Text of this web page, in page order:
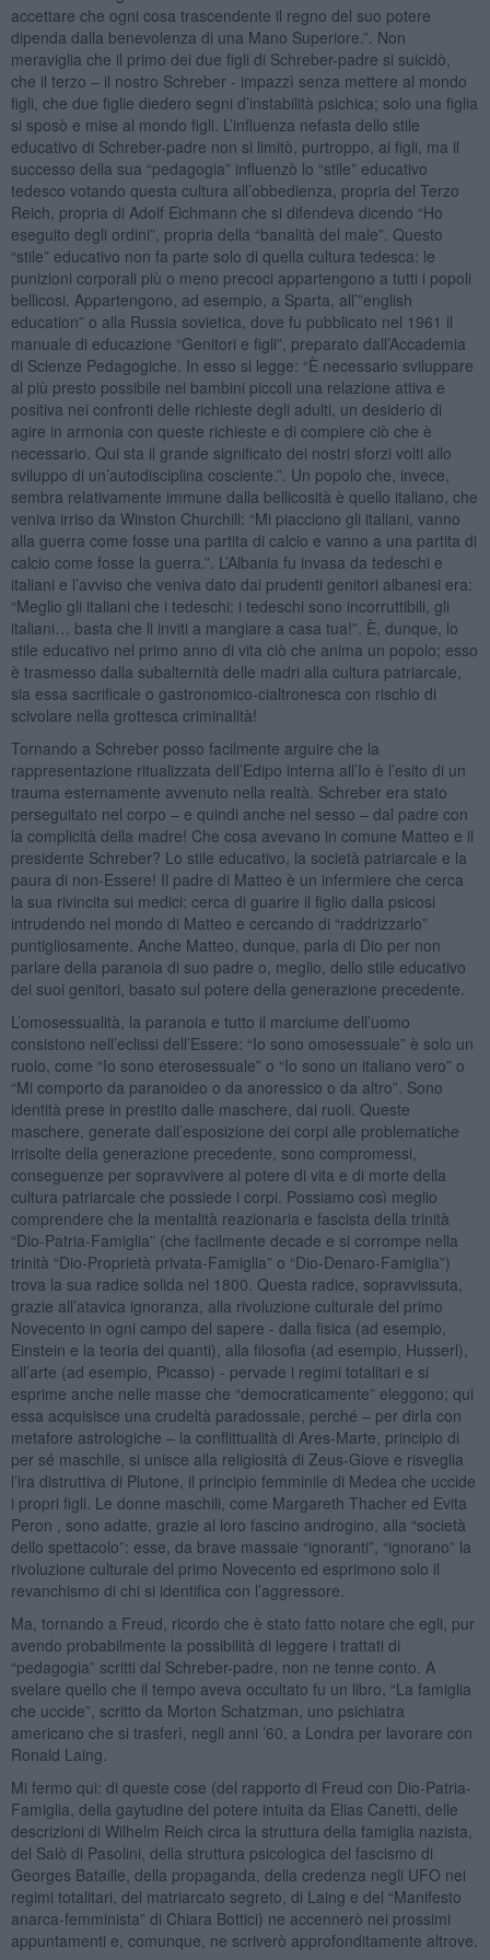
accettare che ogni cosa trascendente il regno del suo potere
dipenda dalla benevolenza di una Mano Superiore.”. Non
meraviglia che il primo dei due figli di Schreber-padre si suicidò,
che il terzo – il nostro Schreber - impazzì senza mettere al mondo
figli, che due figlie diedero segni d’instabilità psichica; solo una figlia
si sposò e mise al mondo figli. L’influenza nefasta dello stile
educativo di Schreber-padre non si limitò, purtroppo, ai figli, ma il
successo della sua “pedagogia” influenzò lo “stile” educativo
tedesco votando questa cultura all’obbedienza, propria del Terzo
Reich, propria di Adolf Eichmann che si difendeva dicendo “Ho
eseguito degli ordini”, propria della “banalità del male”. Questo
“stile” educativo non fa parte solo di quella cultura tedesca: le
punizioni corporali più o meno precoci appartengono a tutti i popoli
bellicosi. Appartengono, ad esempio, a Sparta, all’”english
education” o alla Russia sovietica, dove fu pubblicato nel 1961 il
manuale di educazione “Genitori e figli”, preparato dall’Accademia
di Scienze Pedagogiche. In esso si legge: “È necessario sviluppare
al più presto possibile nei bambini piccoli una relazione attiva e
positiva nei confronti delle richieste degli adulti, un desiderio di
agire in armonia con queste richieste e di compiere ciò che è
necessario. Qui sta il grande significato dei nostri sforzi volti allo
sviluppo di un’autodisciplina cosciente.”. Un popolo che, invece,
sembra relativamente immune dalla bellicosità è quello italiano, che
veniva irriso da Winston Churchill: “Mi piacciono gli italiani, vanno
alla guerra come fosse una partita di calcio e vanno a una partita di
calcio come fosse la guerra.”. L’Albania fu invasa da tedeschi e
italiani e l’avviso che veniva dato dai prudenti genitori albanesi era:
“Meglio gli italiani che i tedeschi: i tedeschi sono incorruttibili, gli
italiani… basta che li inviti a mangiare a casa tua!”. È, dunque, lo
stile educativo nel primo anno di vita ciò che anima un popolo; esso
è trasmesso dalla subalternità delle madri alla cultura patriarcale,
sia essa sacrificale o gastronomico-cialtronesca con rischio di
scivolare nella grottesca criminalità!
Tornando a Schreber posso facilmente arguire che la
rappresentazione ritualizzata dell’Edipo interna all’Io è l’esito di un
trauma esternamente avvenuto nella realtà. Schreber era stato
perseguitato nel corpo – e quindi anche nel sesso – dal padre con
la complicità della madre! Che cosa avevano in comune Matteo e il
presidente Schreber? Lo stile educativo, la società patriarcale e la
paura di non-Essere! Il padre di Matteo è un infermiere che cerca
la sua rivincita sui medici: cerca di guarire il figlio dalla psicosi
intrudendo nel mondo di Matteo e cercando di “raddrizzarlo”
puntigliosamente. Anche Matteo, dunque, parla di Dio per non
parlare della paranoia di suo padre o, meglio, dello stile educativo
dei suoi genitori, basato sul potere della generazione precedente.
L’omosessualità, la paranoia e tutto il marciume dell’uomo
consistono nell’eclissi dell’Essere: “Io sono omosessuale” è solo un
ruolo, come “Io sono eterosessuale” o “Io sono un italiano vero” o
“Mi comporto da paranoideo o da anoressico o da altro”. Sono
identità prese in prestito dalle maschere, dai ruoli. Queste
maschere, generate dall’esposizione dei corpi alle problematiche
irrisolte della generazione precedente, sono compromessi,
conseguenze per sopravvivere al potere di vita e di morte della
cultura patriarcale che possiede i corpi. Possiamo così meglio
comprendere che la mentalità reazionaria e fascista della trinità
“Dio-Patria-Famiglia” (che facilmente decade e si corrompe nella
trinità “Dio-Proprietà privata-Famiglia” o “Dio-Denaro-Famiglia”)
trova la sua radice solida nel 1800. Questa radice, sopravvissuta,
grazie all’atavica ignoranza, alla rivoluzione culturale del primo
Novecento in ogni campo del sapere - dalla fisica (ad esempio,
Einstein e la teoria dei quanti), alla filosofia (ad esempio, Husserl),
all’arte (ad esempio, Picasso) - pervade i regimi totalitari e si
esprime anche nelle masse che “democraticamente” eleggono; qui
essa acquisisce una crudeltà paradossale, perché – per dirla con
metafore astrologiche – la conflittualità di Ares-Marte, principio di
per sé maschile, si unisce alla religiosità di Zeus-Giove e risveglia
l’ira distruttiva di Plutone, il principio femminile di Medea che uccide
i propri figli. Le donne maschili, come Margareth Thacher ed Evita
Peron , sono adatte, grazie al loro fascino androgino, alla “società
dello spettacolo”: esse, da brave massaie “ignoranti”, “ignorano” la
rivoluzione culturale del primo Novecento ed esprimono solo il
revanchismo di chi si identifica con l’aggressore.
Ma, tornando a Freud, ricordo che è stato fatto notare che egli, pur
avendo probabilmente la possibilità di leggere i trattati di
“pedagogia” scritti dal Schreber-padre, non ne tenne conto. A
svelare quello che il tempo aveva occultato fu un libro, “La famiglia
che uccide”, scritto da Morton Schatzman, uno psichiatra
americano che si trasferì, negli anni ’60, a Londra per lavorare con
Ronald Laing.
Mi fermo qui: di queste cose (del rapporto di Freud con Dio-Patria-
Famiglia, della gaytudine del potere intuita da Elias Canetti, delle
descrizioni di Wilhelm Reich circa la struttura della famiglia nazista,
del Salò di Pasolini, della struttura psicologica del fascismo di
Georges Bataille, della propaganda, della credenza negli UFO nei
regimi totalitari, del matriarcato segreto, di Laing e del “Manifesto
anarca-femminista” di Chiara Bottici) ne accennerò nei prossimi
appuntamenti e, comunque, ne scriverò approfonditamente altrove.